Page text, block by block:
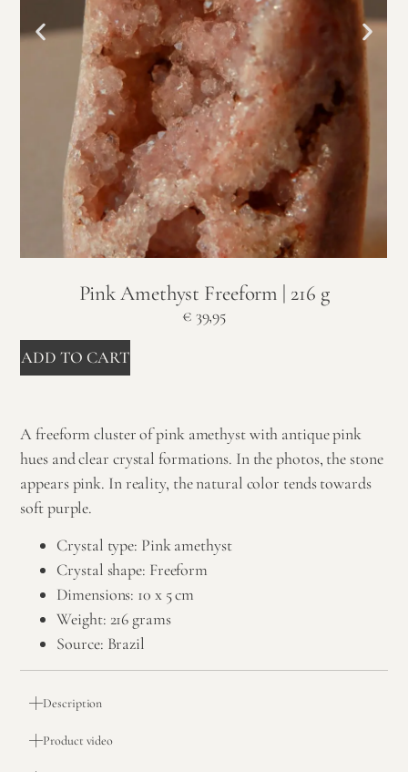
Pink Amethyst Freeform | 216 g
€ 39,95
ADD TO CART
A freeform cluster of pink amethyst with antique pink
hues and clear crystal formations. In the photos, the stone
appears pink. In reality, the natural color tends towards
soft purple.
Crystal type: Pink amethyst
Crystal shape: Freeform
Dimensions: 10 x 5 cm
Weight: 216 grams
Source: Brazil
Description
Product video